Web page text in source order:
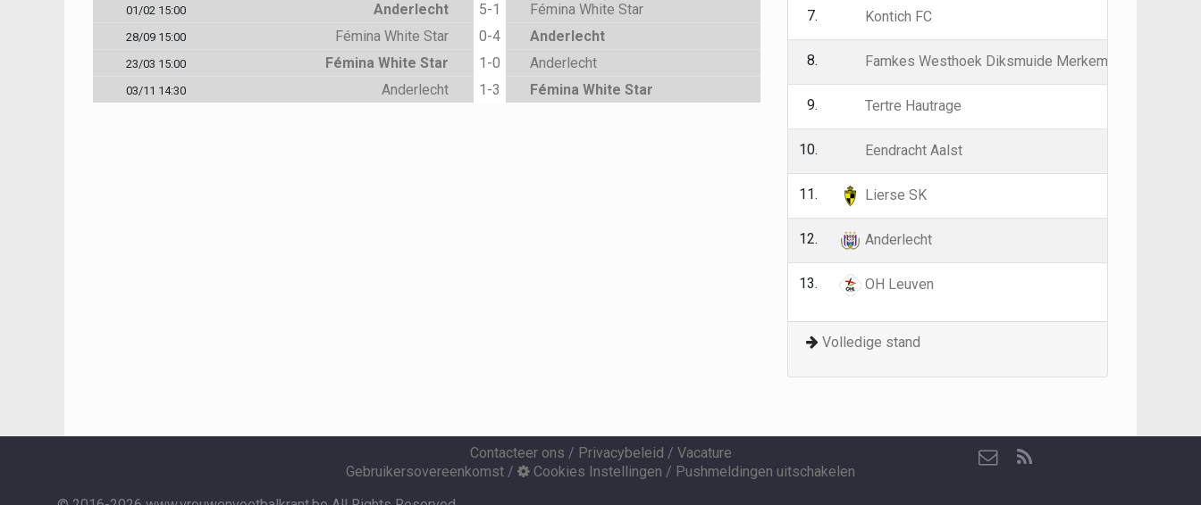
01/02 15:00 Anderlecht 5-1 Fémina White Star
28/09 15:00 Fémina White Star 0-4 Anderlecht
23/03 15:00 Fémina White Star 1-0 Anderlecht
03/11 14:30 Anderlecht 1-3 Fémina White Star
7. Kontich FC
8. Famkes Westhoek Diksmuide Merkem
9. Tertre Hautrage
10. Eendracht Aalst
11. Lierse SK
12. Anderlecht
13. OH Leuven
Volledige stand
Contacteer ons / Privacybeleid / Vacature
Gebruikersovereenkomst / Cookies Instellingen / Pushmeldingen uitschakelen